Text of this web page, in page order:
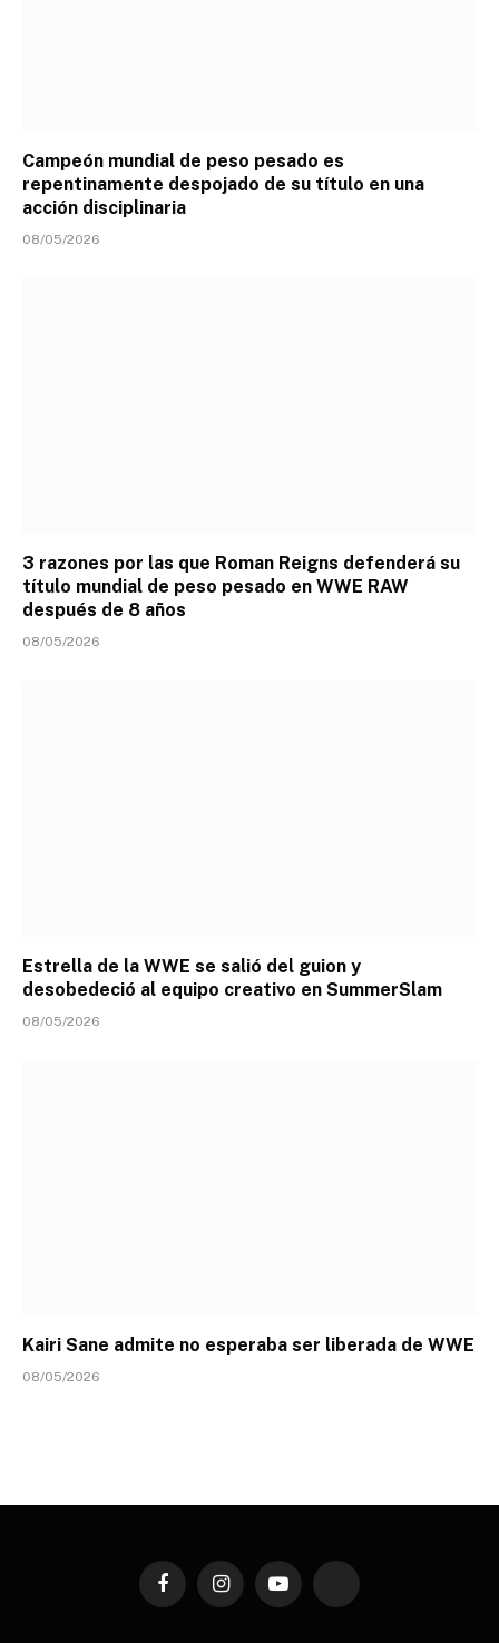
Campeón mundial de peso pesado es
repentinamente despojado de su título en una
acción disciplinaria
08/05/2026
3 razones por las que Roman Reigns defenderá su
título mundial de peso pesado en WWE RAW
después de 8 años
08/05/2026
Estrella de la WWE se salió del guion y
desobedeció al equipo creativo en SummerSlam
08/05/2026
Kairi Sane admite no esperaba ser liberada de WWE
08/05/2026
FacebookInstagramYouTube TikTok